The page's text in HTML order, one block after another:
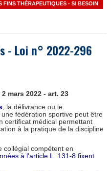
FINS THÉRAPEUTIQUES - SI BESOIN
- Loi n° 2022-296
mars 2022 - art. 23
, la délivrance ou le
fédération sportive peut être
certificat médical permettant
à la pratique de la discipline
collégial compétent en
à l'article L. 131-8 fixent